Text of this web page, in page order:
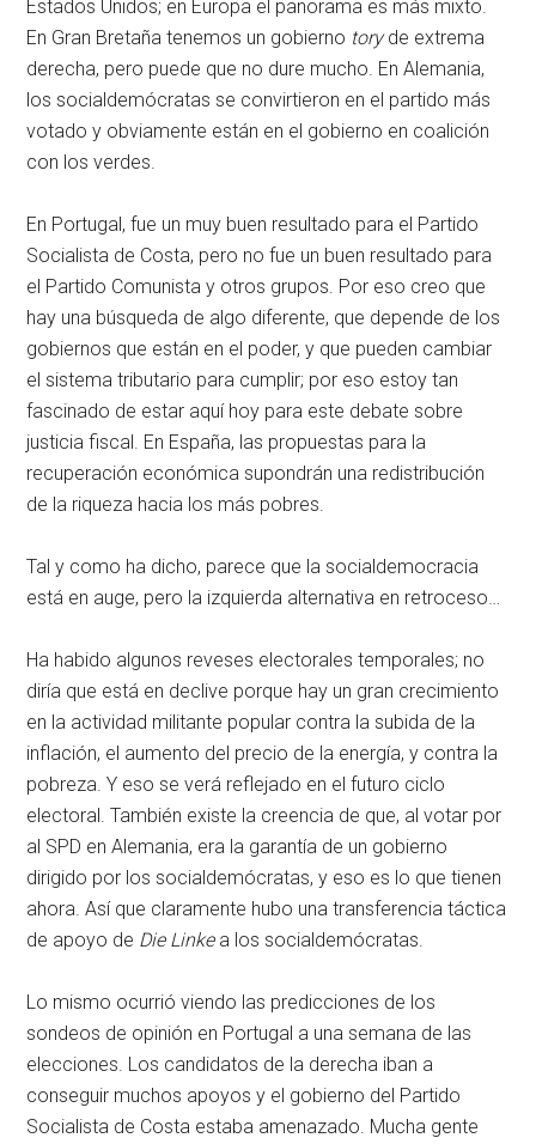
Estados Unidos; en Europa el panorama es más mixto.
En Gran Bretaña tenemos un gobierno toryde extrema
derecha, pero puede que no dure mucho. En Alemania,
los socialdemócratas se convirtieron en el partido más
votado y obviamente están en el gobierno en coalición
con los verdes.
En Portugal, fue un muy buen resultado para el Partido
Socialista de Costa, pero no fue un buen resultado para
el Partido Comunista y otros grupos. Por eso creo que
hay una búsqueda de algo diferente, que depende de los
gobiernos que están en el poder, y que pueden cambiar
el sistema tributario para cumplir; por eso estoy tan
fascinado de estar aquí hoy para este debate sobre
justicia fiscal. En España, las propuestas para la
recuperación económica supondrán una redistribución
de la riqueza hacia los más pobres.
Tal y como ha dicho, parece que la socialdemocracia
está en auge, pero la izquierda alternativa en retroceso…
Ha habido algunos reveses electorales temporales; no
diría que está en declive porque hay un gran crecimiento
en la actividad militante popular contra la subida de la
inflación, el aumento del precio de la energía, y contra la
pobreza. Y eso se verá reflejado en el futuro ciclo
electoral. También existe la creencia de que, al votar por
al SPD en Alemania, era la garantía de un gobierno
dirigido por los socialdemócratas, y eso es lo que tienen
ahora. Así que claramente hubo una transferencia táctica
de apoyo de Die Linkea los socialdemócratas.
Lo mismo ocurrió viendo las predicciones de los
sondeos de opinión en Portugal a una semana de las
elecciones. Los candidatos de la derecha iban a
conseguir muchos apoyos y el gobierno del Partido
Socialista de Costa estaba amenazado. Mucha gente